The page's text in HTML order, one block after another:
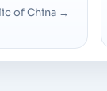
of China →